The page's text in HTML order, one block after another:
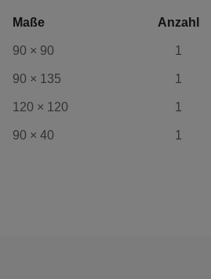
Maße Anzahl
90 × 90 1
90 × 135 1
120 × 120 1
90 × 40 1